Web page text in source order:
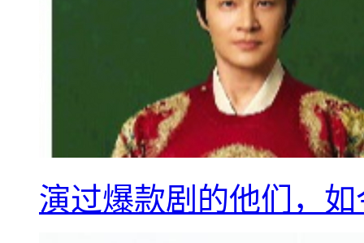
演过爆款剧的他们，